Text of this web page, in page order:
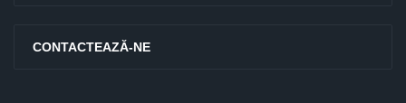
CONTACTEAZĂ-NE